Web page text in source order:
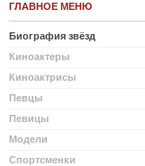
ГЛАВНОЕ МЕНЮ
Биография звёзд
Киноактеры
Киноактрисы
Певцы
Певицы
Модели
Спортсменки